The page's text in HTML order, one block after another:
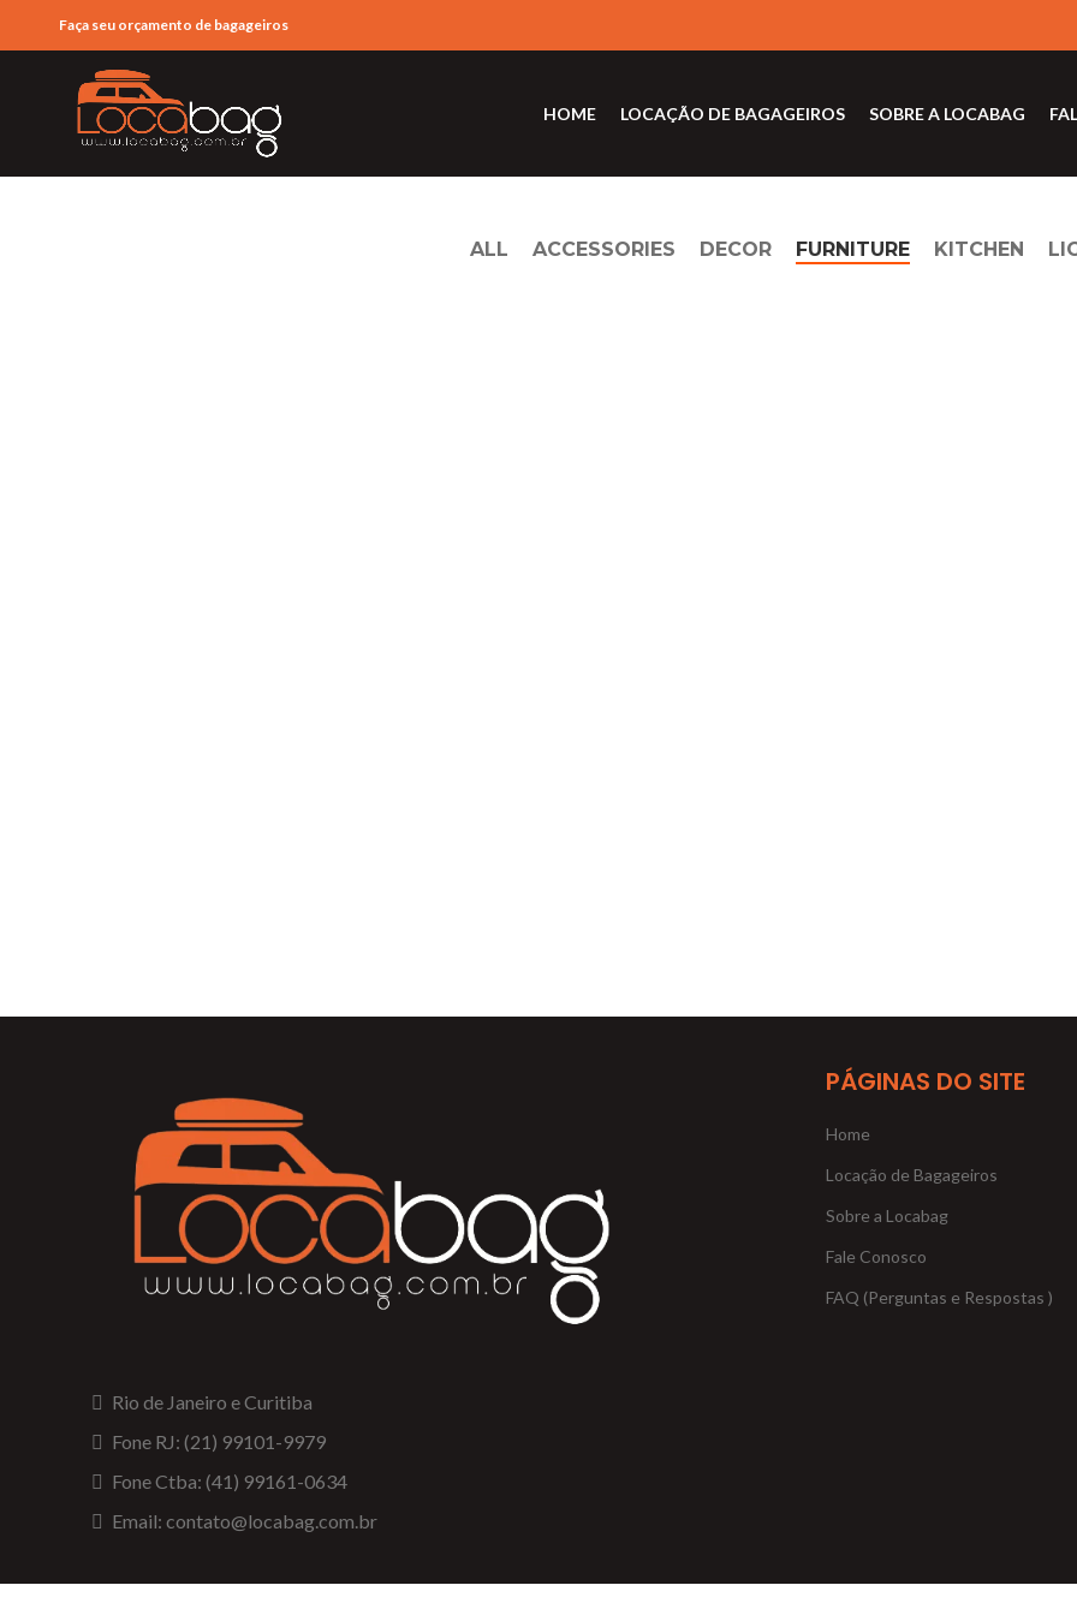
Faça seu orçamento de bagageiros
HOME LOCAÇÃO DE BAGAGEIROS SOBRE A LOCABAG
ALL ACCESSORIES DECOR FURNITURE KITCHEN
Rio de Janeiro e Curitiba
Fone RJ: (21) 99101-9979
Fone Ctba: (41) 99161-0634
Email: contato@locabag.com.br
PÁGINAS DO SITE
Home
Locação de Bagageiros
Sobre a Locabag
Fale Conosco
FAQ (Perguntas e Respostas )